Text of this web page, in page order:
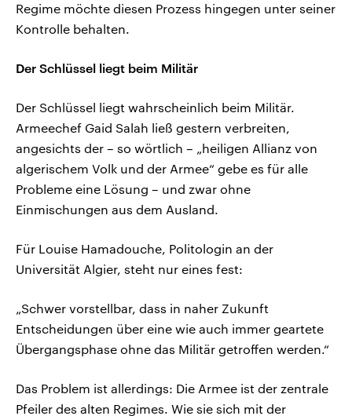
Regime möchte diesen Prozess hingegen unter seiner
Kontrolle behalten.
Der Schlüssel liegt beim Militär
Der Schlüssel liegt wahrscheinlich beim Militär.
Armeechef Gaid Salah ließ gestern verbreiten,
angesichts der – so wörtlich – „heiligen Allianz von
algerischem Volk und der Armee“ gebe es für alle
Probleme eine Lösung – und zwar ohne
Einmischungen aus dem Ausland.
Für Louise Hamadouche, Politologin an der
Universität Algier, steht nur eines fest:
„Schwer vorstellbar, dass in naher Zukunft
Entscheidungen über eine wie auch immer geartete
Übergangsphase ohne das Militär getroffen werden.“
Das Problem ist allerdings: Die Armee ist der zentrale
Pfeiler des alten Regimes. Wie sie sich mit der